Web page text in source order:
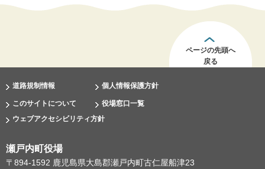
ページの先頭へ
戻る
道路規制情報 個人情報保護方針
このサイトについて
役場窓口一覧
ウェブアクセシビリティ方針
瀬戸内町役場
〒894-1592 鹿児島県大島郡瀬戸内町古仁屋船津23